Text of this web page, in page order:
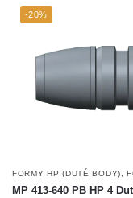
-20%
FORMY HP (DUTÉ BODY) ,
MP 413-640 PB HP 4